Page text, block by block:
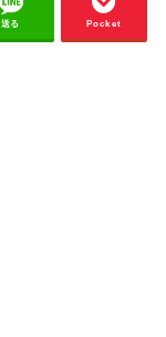
送る Pocket